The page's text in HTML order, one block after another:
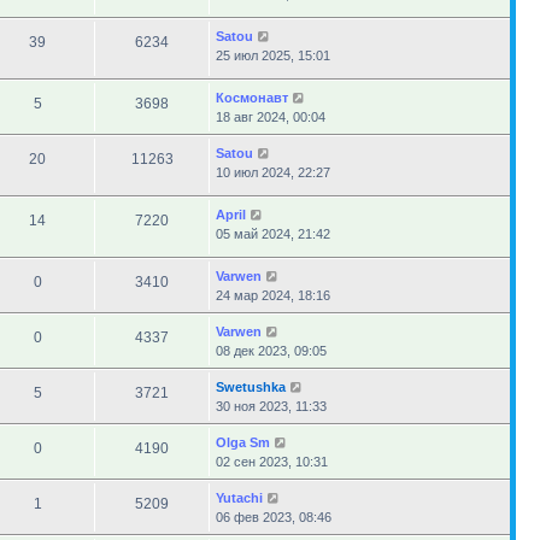
39 6234
Satou
25 июл 2025, 15:01
5 3698
Космонавт
18 авг 2024, 00:04
20 11263
Satou
10 июл 2024, 22:27
14 7220
April
05 май 2024, 21:42
0 3410
Varwen
24 мар 2024, 18:16
0 4337
Varwen
08 дек 2023, 09:05
5 3721
Swetushka
30 ноя 2023, 11:33
0 4190
Olga Sm
02 сен 2023, 10:31
1 5209
Yutachi
06 фев 2023, 08:46